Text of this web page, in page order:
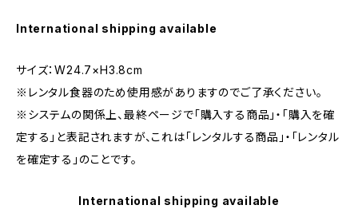
International shipping available
サイズ：W24.7×H3.8cm
※レンタル食器のため使用感がありますのでご了承ください。
※システムの関係上、最終ページで「購入する商品」・「購入を確
定する」と表記されますが、これは「レンタルする商品」・「レンタル
を確定する」のことです。
International shipping available